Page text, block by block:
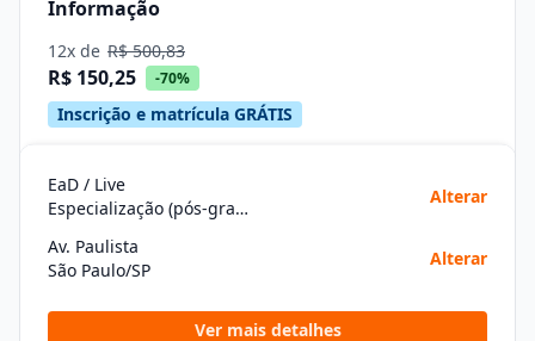
Informação
12x de R$ 500,83
R$ 150,25 -70%
Inscrição e matrícula GRÁTIS
EaD / Live
Especialização (pós-graduação)
Alterar
Av. Paulista
São Paulo/SP
Alterar
Ver mais detalhes